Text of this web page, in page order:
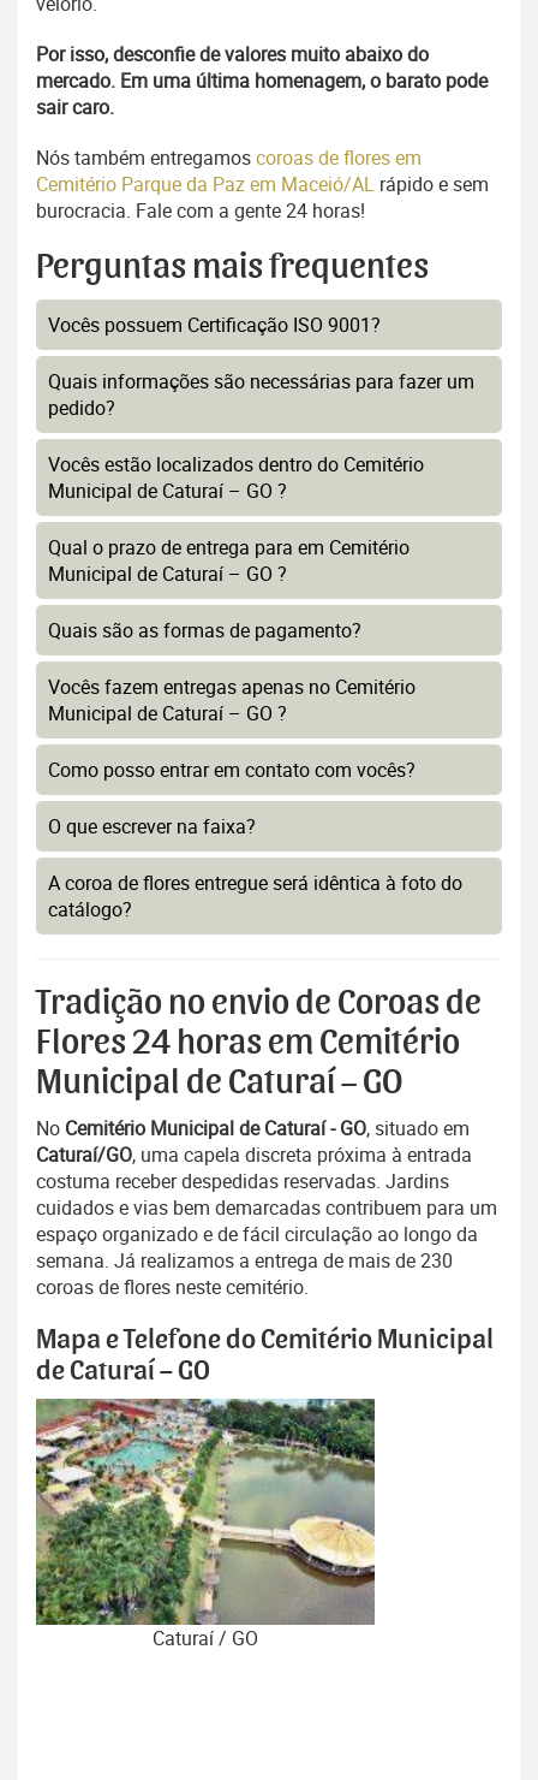
Por isso, desconfie de valores muito abaixo do
mercado. Em uma última homenagem, o barato pode
sair caro.
Nós também entregamoscoroas de flores em
Cemitério Parque da Paz em Maceió/AL rápido e sem
burocracia. Fale com a gente 24 horas!
Perguntas mais frequentes
Vocês possuem Certificação ISO 9001?
Quais informações são necessárias para fazer um
pedido?
Vocês estão localizados dentro do Cemitério
Municipal de Caturaí – GO ?
Qual o prazo de entrega para em Cemitério
Municipal de Caturaí – GO ?
Quais são as formas de pagamento?
Vocês fazem entregas apenas no Cemitério
Municipal de Caturaí – GO ?
Como posso entrar em contato com vocês?
O que escrever na faixa?
A coroa de flores entregue será idêntica à foto do
catálogo?
Tradição no envio de Coroas de
Flores 24 horas em Cemitério
Municipal de Caturaí – GO
No Cemitério Municipal de Caturaí - GO, situado em
Caturaí/GO, uma capela discreta próxima à entrada
costuma receber despedidas reservadas. Jardins
cuidados e vias bem demarcadas contribuem para um
espaço organizado e de fácil circulação ao longo da
semana. Já realizamos a entrega de mais de 230
coroas de flores neste cemitério.
Mapa e Telefone do Cemitério Municipal
de Caturaí – GO
Caturaí / GO